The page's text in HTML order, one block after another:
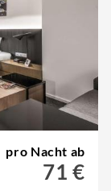
pro Nacht ab
71 €